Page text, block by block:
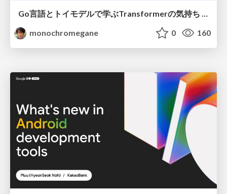
Go言語とトイモデルで学ぶTransformerの気持ち / fukuokago23-transformer
monochromegane
0 160